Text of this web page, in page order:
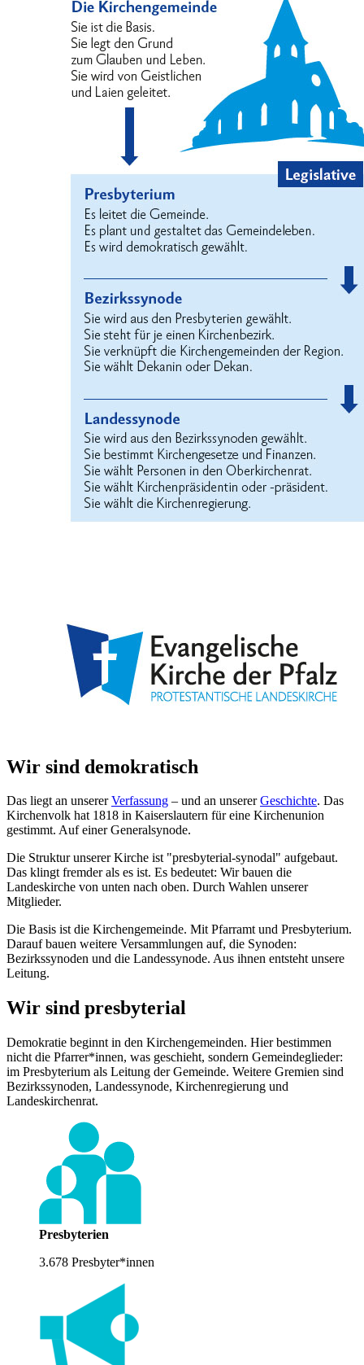
Wir sind demokratisch
Das liegt an unsererVerfassung – und an unsererGeschichte. Das
Kirchenvolk hat 1818 in Kaiserslautern für eine Kirchenunion
gestimmt. Auf einer Generalsynode.
Die Struktur unserer Kirche ist "presbyterial-synodal" aufgebaut.
Das klingt fremder als es ist. Es bedeutet: Wir bauen die
Landeskirche von unten nach oben. Durch Wahlen unserer
Mitglieder.
Die Basis ist die Kirchengemeinde. Mit Pfarramt und Presbyterium.
Darauf bauen weitere Versammlungen auf, die Synoden:
Bezirkssynoden und die Landessynode. Aus ihnen entsteht unsere
Leitung.
Wir sind presbyterial
Demokratie beginnt in den Kirchengemeinden. Hier bestimmen
nicht die Pfarrer*innen, was geschieht, sondern Gemeindeglieder:
im Presbyterium als Leitung der Gemeinde. Weitere Gremien sind
Bezirkssynoden, Landessynode, Kirchenregierung und
Landeskirchenrat.
Presbyterien
3.678 Presbyter*innen